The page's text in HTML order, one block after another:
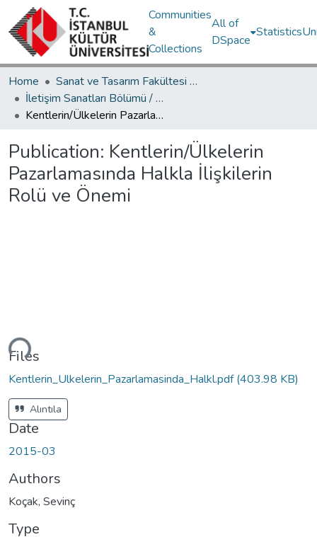
Communities
&
Collections
All of
DSpace
Statistics
Home
Sanat ve Tasarım Fakültesi / Faculty of Art and Design
İletişim Sanatları Bölümü / Department of Communication Arts
Kentlerin/Ülkelerin Pazarlamasında Halkla İlişkilerin Rolü ve Önemi
Publication: Kentlerin/Ülkelerin
Pazarlamasında Halkla İlişkilerin
Rolü ve Önemi
Files
Kentlerin_Ulkelerin_Pazarlamasinda_Halkl.pdf(403.98 KB)
Alıntıla
Date
2015-03
Authors
Koçak, Sevinç
Type